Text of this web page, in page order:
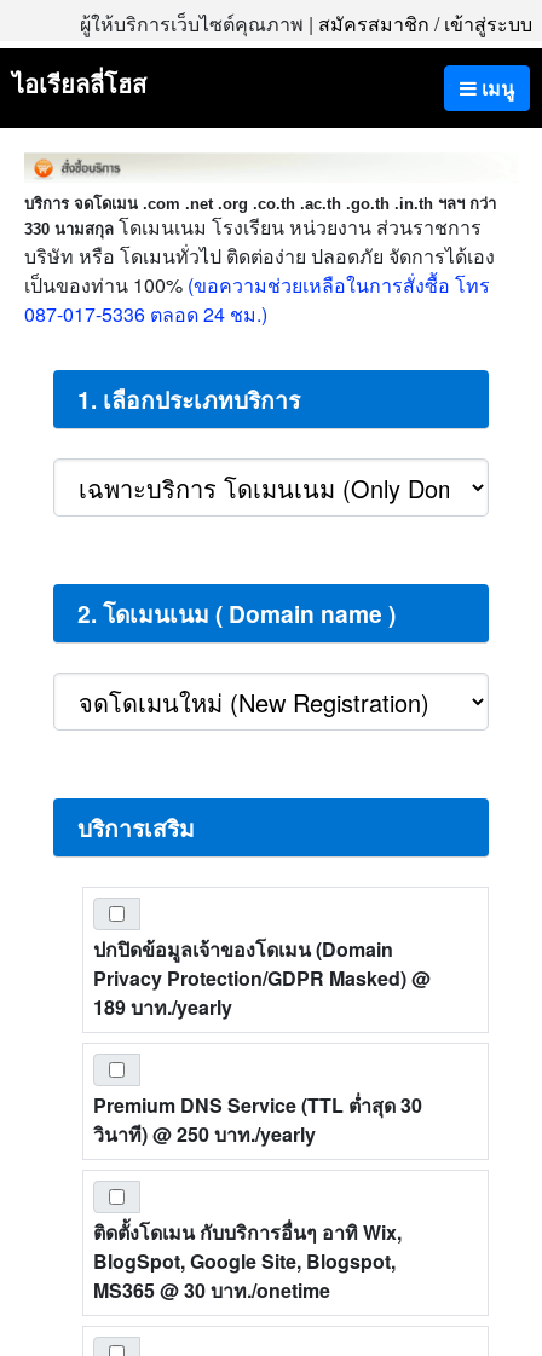
ผู้ให้บริการเว็บไซต์คุณภาพ | สมัครสมาชิก /เข้าสู่ระบบ
เมนู
ไอเรียลลี่โฮส
บริการ จดโดเมน .com .net .org .co.th .ac.th .go.th .in.th ฯลฯ กว่า
330 นามสกุล โดเมนเนม โรงเรียน หน่วยงาน ส่วนราชการ
บริษัท หรือ โดเมนทั่วไป ติดต่อง่าย ปลอดภัย จัดการได้เอง
เป็นของท่าน 100% (ขอความช่วยเหลือในการสั่งซื้อ โทร
087-017-5336 ตลอด 24 ชม.)
1. เลือกประเภทบริการ
2. โดเมนเนม ( Domain name )
บริการเสริม
ปกปิดข้อมูลเจ้าของโดเมน (Domain
Privacy Protection/GDPR Masked)@
189 บาท./yearly
Premium DNS Service (TTL ต่ำสุด 30
วินาที)@ 250 บาท./yearly
ติดตั้งโดเมน กับบริการอื่นๆ อาทิ Wix,
BlogSpot, Google Site, Blogspot,
MS365@ 30 บาท./onetime